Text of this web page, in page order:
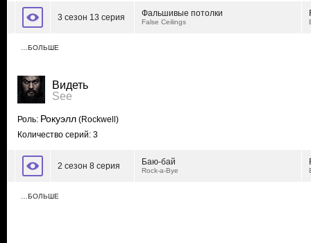
3 сезон 13 серия Фальшивые потолки
False Ceilings
…БОЛЬШЕ
Видеть
See
Роль: Рокуэлл (Rockwell)
Количество серий: 3
2 сезон 8 серия Баю-бай
Rock-a-Bye
…БОЛЬШЕ